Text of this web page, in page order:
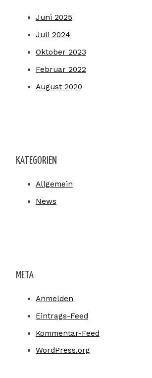
Juni 2025
Juli 2024
Oktober 2023
Februar 2022
August 2020
KATEGORIEN
Allgemein
News
META
Anmelden
Eintrags-Feed
Kommentar-Feed
WordPress.org